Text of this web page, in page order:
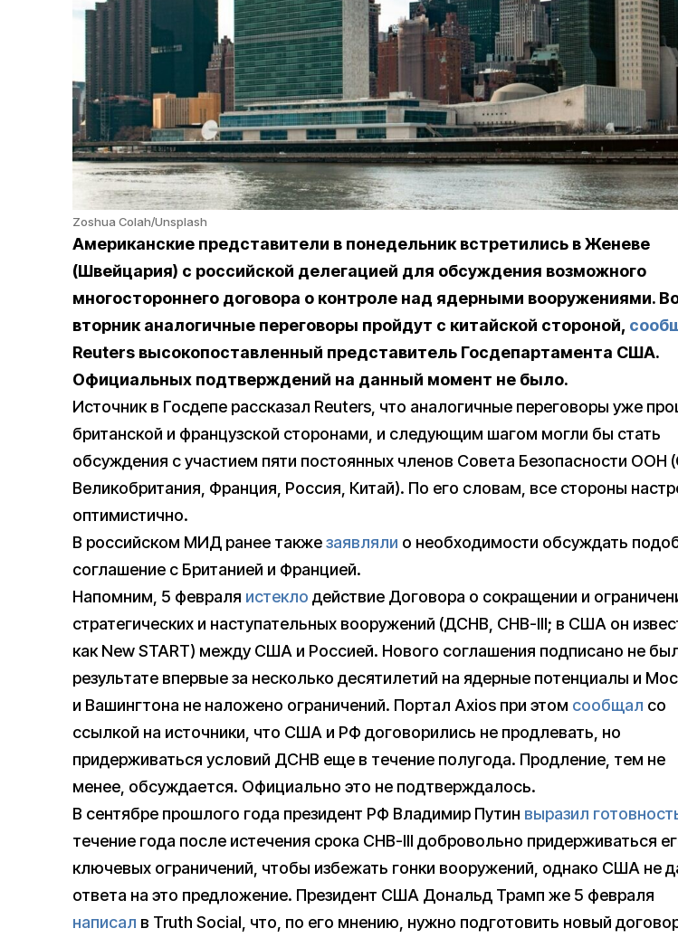
Zoshua Colah/Unsplash
Американские представители в понедельник встретились в Женеве
(Швейцария) с российской делегацией для обсуждения возможного
многостороннего договора о контроле над ядерными вооружениями.
вторник аналогичные переговоры пройдут с китайской стороной,
Reuters высокопоставленный представитель Госдепартамента США.
Официальных подтверждений на данный момент не было.
Источник в Госдепе рассказал Reuters, что аналогичные переговоры уже
британской и французской сторонами, и следующим шагом могли бы стать
обсуждения с участием пяти постоянных членов Совета Безопасности ООН
Великобритания, Франция, Россия, Китай). По его словам, все стороны
оптимистично.
В российском МИД ранее такжезаявляли о необходимости обсуждать
соглашение с Британией и Францией.
Напомним, 5 февраля истекло действие Договора о сокращении и
стратегических и наступательных вооружений (ДСНВ, СНВ-III; в США он
как New START) между США и Россией. Нового соглашения подписано не
результате впервые за несколько десятилетий на ядерные потенциалы и
и Вашингтона не наложено ограничений. Портал Axios при этом сообщал со
ссылкой на источники, что США и РФ договорились не продлевать, но
придерживаться условий ДСНВ еще в течение полугода. Продление, тем не
менее, обсуждается. Официально это не подтверждалось.
В сентябре прошлого года президент РФ Владимир Путин выразил
течение года после истечения срока СНВ-III добровольно придерживаться
ключевых ограничений, чтобы избежать гонки вооружений, однако США не
ответа на это предложение. Президент США Дональд Трамп же 5 февраля
написал в Truth Social, что, по его мнению, нужно подготовить новый